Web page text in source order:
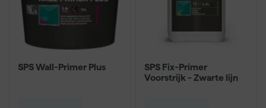
SPS Wall-Primer Plus
SPS Fix-Primer
Voorstrijk - Zwarte lijn